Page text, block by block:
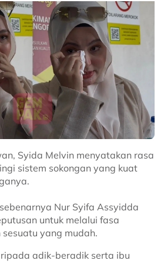
Syida Melvin menyatakan rasa
sistem sokongan yang kuat
Nur Syifa Assyidda
untuk melalui fasa
yang mudah.
adik-beradik serta ibu